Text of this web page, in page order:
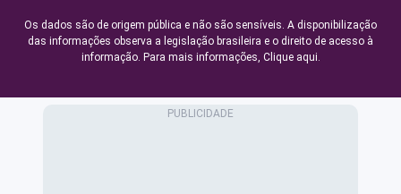
Os dados são de origem pública e não são sensíveis. A disponibilização
das informações observa a legislação brasileira e o direito de acesso à
informação. Para mais informações, Clique aqui.